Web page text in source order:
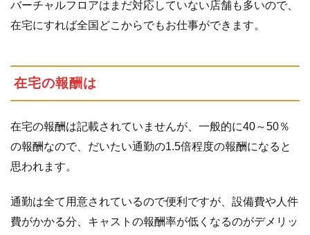
バーチャルフロアはまだ対応していない店舗も多いので、
在宅にすれば全国どこからでもお仕事ができます。
在宅の報酬は
在宅の報酬は記載されていませんが、一般的に40～50％
の報酬なので、だいたい通勤の1.5倍程度の報酬になると
思われます。
通勤は全て用意されているので便利ですが、設備費や人件
費がかかる分、キャストの報酬率が低くなるのがデメリッ